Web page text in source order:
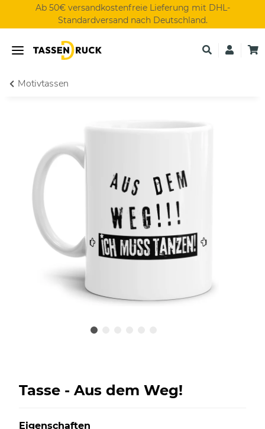
Ab 50€ versandkostenfreie Lieferung mit DHL-
Standardversand nach Deutschland.
Motivtassen
Tasse - Aus dem Weg!
Eigenschaften